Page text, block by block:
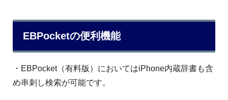
EBPocketの便利機能
・EBPocket（有料版）においてはiPhone内蔵辞書も含
め串刺し検索が可能です。